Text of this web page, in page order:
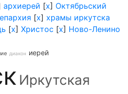
архиерей [x] Октябрьский
[x] храмы иркутска
[x] Христос [x] Ново-Ленино
диакон иерей
Иркутская